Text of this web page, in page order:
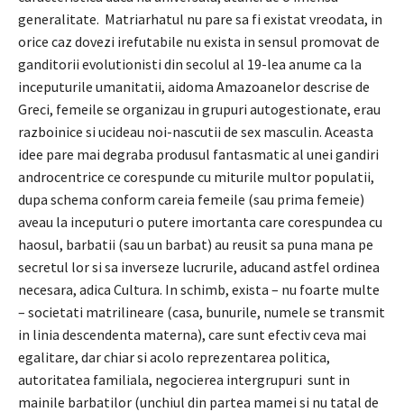
generalitate. Matriarhatul nu pare sa fi existat vreodata, in
orice caz dovezi irefutabile nu exista in sensul promovat de
ganditorii evolutionisti din secolul al 19-lea anume ca la
inceputurile umanitatii, aidoma Amazoanelor descrise de
Greci, femeile se organizau in grupuri autogestionate, erau
razboinice si ucideau noi-nascutii de sex masculin. Aceasta
idee pare mai degraba produsul fantasmatic al unei gandiri
androcentrice ce corespunde cu miturile multor populatii,
dupa schema conform careia femeile (sau prima femeie)
aveau la inceputuri o putere imortanta care corespundea cu
haosul, barbatii (sau un barbat) au reusit sa puna mana pe
secretul lor si sa inverseze lucrurile, aducand astfel ordinea
necesara, adica Cultura. In schimb, exista – nu foarte multe
– societati matrilineare (casa, bunurile, numele se transmit
in linia descendenta materna), care sunt efectiv ceva mai
egalitare, dar chiar si acolo reprezentarea politica,
autoritatea familiala, negocierea intergrupuri sunt in
mainile barbatilor (unchiul din partea mamei si nu tatal de